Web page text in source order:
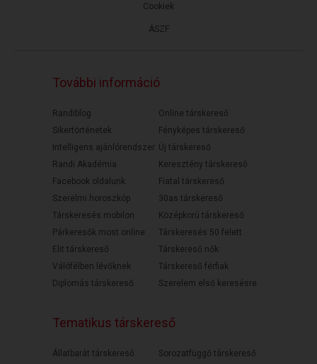
ÁSZF
Cookiek
További információ
Randiblog
Sikertörténetek
Intelligens ajánlórendszer
Randi Akadémia
Facebook oldalunk
Szerelmi horoszkóp
Társkeresés mobilon
Párkeresők most online
Elit társkereső
Válófélben lévőknek
Diplomás társkereső
Online társkereső
Fényképes társkereső
Új társkereső
Keresztény társkereső
Fiatal társkereső
30as társkereső
Középkorú társkereső
Társkeresés 50 felett
Társkereső nők
Társkereső férfiak
Szerelem első keresésre
Tematikus társkereső
Állatbarát társkereső
Sorozatfüggő társkereső